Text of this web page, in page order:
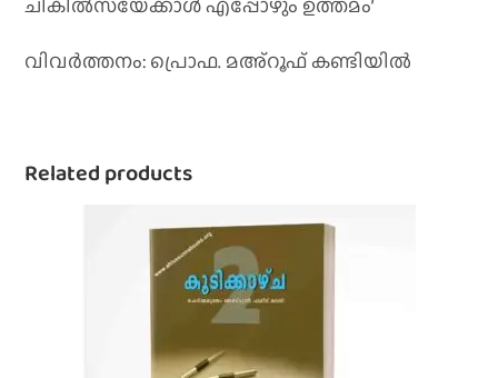
വിവര്‍ത്തനം: പ്രൊഫ. മഅ്‌റൂഫ്‌ കണ്ടിയില്‍
Related products